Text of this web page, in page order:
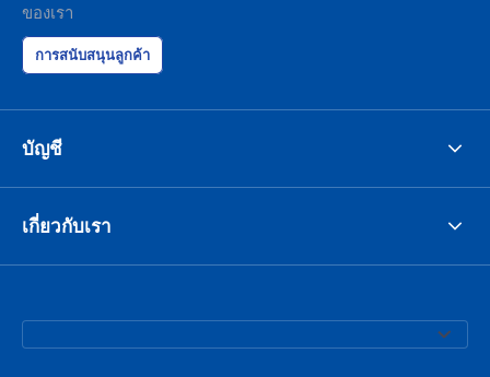
ของเรา
การสนับสนุนลูกค้า
บัญชี
เกี่ยวกับเรา